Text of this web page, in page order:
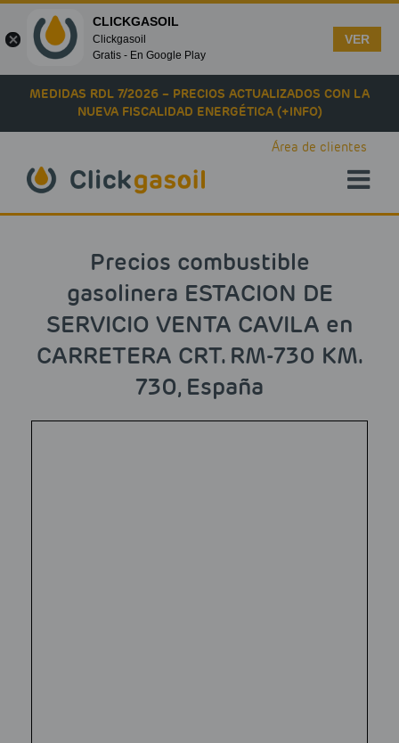
Skip to main content
MEDIDAS RDL 7/2026 – PRECIOS ACTUALIZADOS CON LA
NUEVA FISCALIDAD ENERGÉTICA (+INFO)
Área de clientes
Precios combustible
gasolinera ESTACION DE
SERVICIO VENTA CAVILA en
CARRETERA CRT. RM-730 KM.
730, España
CLICKGASOIL
Clickgasoil
Gratis - En Google Play
VER